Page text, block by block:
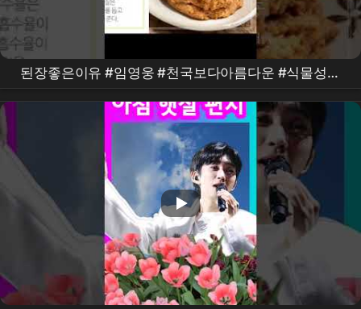
된장좋은이유 #임영웅 #천국보다아름다운 #식물성단
백질 #식이섬유 #펩타이드 #shorts